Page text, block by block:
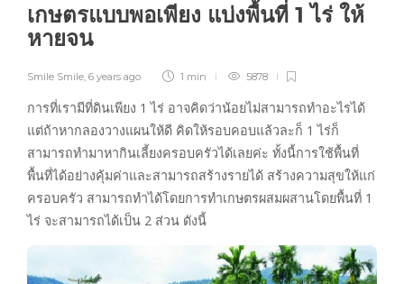
เกษตรแบบพอเพียง แบ่งพื้นที่ 1 ไร่ ให้
หายจน
Smile Smile 6 years ago 1 min 5878
การที่เรามีที่ดินเพียง 1 ไร่ อาจคิดว่าน้อยไม่สามารถทำอะไรได้
แต่ถ้าหากลองวางแผนให้ดี คิดให้รอบคอบแล้วละก็ 1 ไร่ก็
สามารถทำมาหากินเลี้ยงครอบครัวได้เลยค่ะ ทั้งนี้การใช้พื้นที่
พื้นที่ได้อย่างคุ้มค่าและสามารถสร้างรายได้ สร้างความสุขให้แก่
ครอบครัว สามารถทำได้โดยการทำเกษตรผสมผสานโดยพื้นที่ 1
ไร่ จะสามารถได้เป็น 2 ส่วน ดังนี้